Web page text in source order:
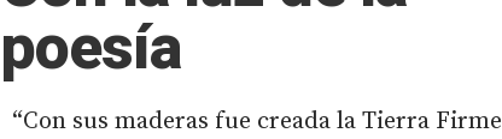
poesía
“Con sus maderas fue creada la Tierra Firme